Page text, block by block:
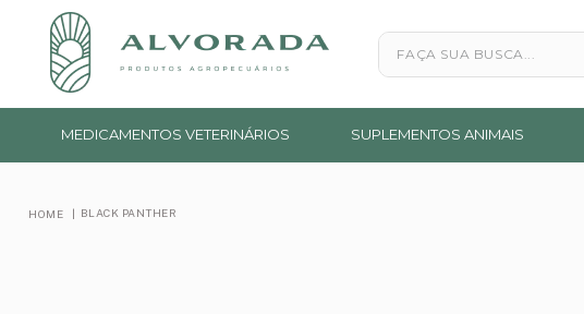
Faça sua busca...
MEDICAMENTOS VETERINÁRIOS SUPLEMENTOS ANIMAIS
BLACK PANTHER